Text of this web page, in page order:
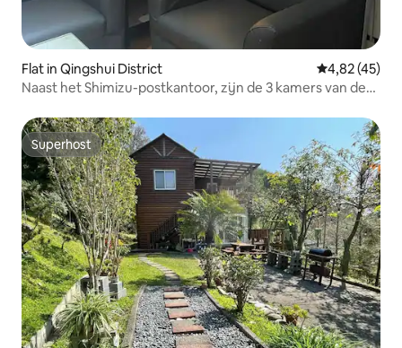
Flat in Qingshui District Gemiddelde
4,82 (45)
Naast het Shimizu-postkantoor, zijn de 3 kamers van de
tweepersoonsbedden, zodat u kunt genieten van de
zonovergoten woning (trapappartement)
Superhost
Superhost